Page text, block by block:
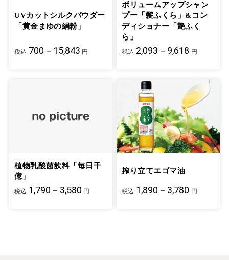
UVカットシルクパウダー
「黄金まゆの絹粉」
税込 700－15,843 円
ボリュームアップシャン
プー「髪ふくら」&コン
ディショナー「艶ふく
ら」
税込 2,093－9,618 円
植物乳酸菌飲料「毎日千
億」
税込 1,790－3,580 円
搾り立てエゴマ油
税込 1,890－3,780 円